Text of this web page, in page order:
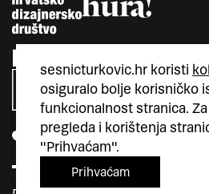
sesnicturkovic.hr koristi
osiguralo bolje korisničko
funkcionalnost stranica.
pregleda i korištenja
"Prihvaćam".
Prihvaćam